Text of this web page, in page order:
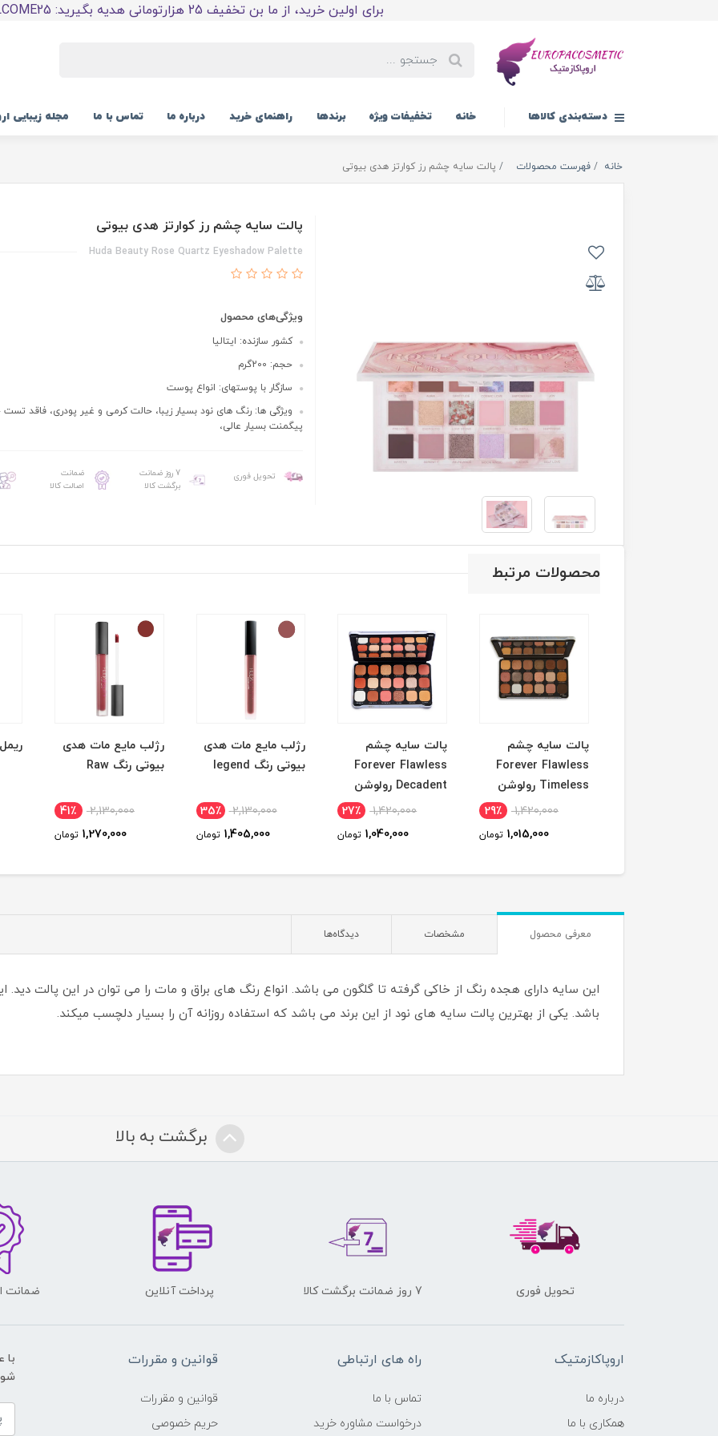
برای اولین خرید، از ما بن تخفیف 25 هزارتومانی هدیه بگیرید: WELCOME25
دسته‌بندی کالاها خانه تخفیفات ویژه برندها راهنمای خرید درباره ما تماس با ما مجله زیبایی
خانه فهرست محصولات پالت سایه چشم رز کوارتز هدی بیوتی
پالت سایه چشم رز کوارتز هدی بیوتی
Huda Beauty Rose Quartz Eyeshadow Palette
ویژگی‌های محصول
کشور سازنده: ایتالیا
حجم: 200گرم
سازگار با پوستهای: انواع پوست
ویژگی ها: رنگ های نود بسیار زیبا، حالت کرمی و غیر پودری، فاقد تست
پیگمنت بسیار عالی،
تحویل فوری
7 روز ضمانت
برگشت کالا
ضمانت
اصالت کالا
محصولات مرتبط
پالت سایه چشم
Forever Flawless
Timeless رولوشن
1,420,000 29٪
1,015,000 تومان
پالت سایه چشم
Forever Flawless
Decadent رولوشن
1,420,000 27٪
1,040,000 تومان
رژلب مایع مات هدی
بیوتی رنگ legend
2,130,000 35٪
1,405,000 تومان
رژلب مایع مات هدی
بیوتی رنگ Raw
2,130,000 41٪
1,270,000 تومان
معرفی محصول مشخصات دیدگاه‌ها
این سایه دارای هجده رنگ از خاکی گرفته تا گلگون می باشد. انواع رنگ های براق و مات را می توان در این پالت
باشد. یکی از بهترین پالت سایه های نود از این برند می باشد که استفاده روزانه آن را بسیار دلچسب میکند.
برگشت به بالا
تحویل فوری 7 روز ضمانت برگشت کالا پرداخت آنلاین ضمانت
اروپاکازمتیک
درباره ما
همکاری با ما
راه های ارتباطی
تماس با ما
درخواست مشاوره خرید
قوانین و مقررات
قوانین و مقررات
حریم خصوصی
شوید و